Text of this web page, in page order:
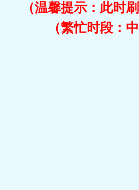
（温馨提示：此时
（繁忙时段：